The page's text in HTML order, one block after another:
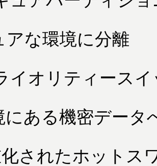
アな環境に分離
イオリティース
にある機密データ
されたホットス